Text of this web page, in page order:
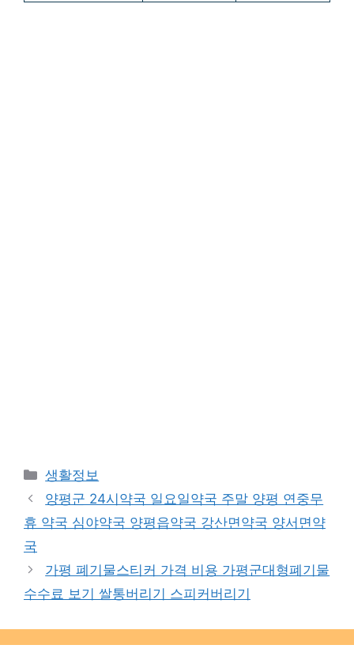
Categories
생활정보
양평군 24시약국 일요일약국 주말 양평 연중무
휴 약국 심야약국 양평읍약국 강산면약국 양서면약
국
가평 폐기물스티커 가격 비용 가평군대형폐기물
수수료 보기 쌀통버리기 스피커버리기